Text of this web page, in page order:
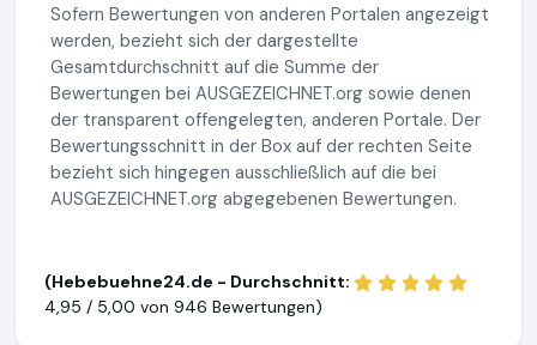
Sofern Bewertungen von anderen Portalen angezeigt
werden, bezieht sich der dargestellte
Gesamtdurchschnitt auf die Summe der
Bewertungen bei AUSGEZEICHNET.org sowie denen
der transparent offengelegten, anderen Portale. Der
Bewertungsschnitt in der Box auf der rechten Seite
bezieht sich hingegen ausschließlich auf die bei
AUSGEZEICHNET.org abgegebenen Bewertungen.
(Hebebuehne24.de - Durchschnitt:
4,95 / 5,00 von 946 Bewertungen)